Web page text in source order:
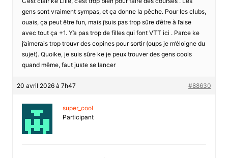
gens sont vraiment sympas, et ça donne la pêche. Pour les clubs,
ouais, ça peut être fun, mais j’suis pas trop sûre d’être à l’aise
avec tout ça +1. Y’a pas trop de filles qui font VTT ici . Parce ke
j’aimerais trop trouvr des copines pour sortir (oups je m’éloigne du
sujet). Quoike, je suis sûre ke je peux trouver des gens cools
quand même, faut juste se lancer
20 avril 2026 à 7h47 #88630
super_cool
Participant